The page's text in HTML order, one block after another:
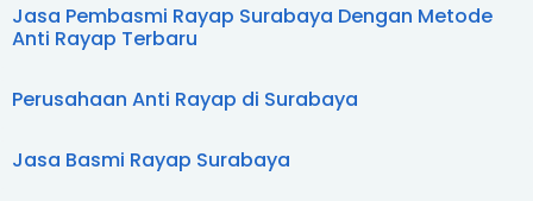
Harga Jasa Pembasmi Rayap Rumah Kayu Di
Surabaya
Terpercaya Di ...
Estimasi Harga Semprot Anti Rayap Berkala Di
Jasa Pembasmi Rayap Surabaya Dengan Metode
Anti Rayap Terbaru
Perusahaan Anti Rayap di Surabaya
Jasa Basmi Rayap Surabaya